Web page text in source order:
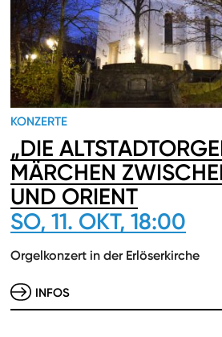
KONZERTE
„DIE
MÄRCHEN
UND ORIENT
SO, 11. OKT, 18:00
Orgelkonzert in der Erlöserkirche
INFOS